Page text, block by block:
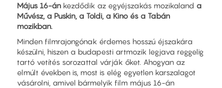
Május 16-án kezdődik az egyéjszakás mozikaland a
Művész, a Puskin, a Toldi, a Kino és a Tabán
mozikban.
Minden filmrajongónak érdemes hosszú éjszakára
készülni, hiszen a budapesti artmozik legjava reggelig
tartó vetítés sorozattal várják őket. Ahogyan az
elmúlt években is, most is elég egyetlen karszalagot
vásárolni, amivel bármelyik film május 16-án